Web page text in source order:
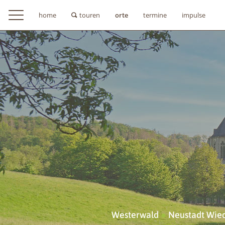
home touren orte termine impulse
Westerwald●Neustadt